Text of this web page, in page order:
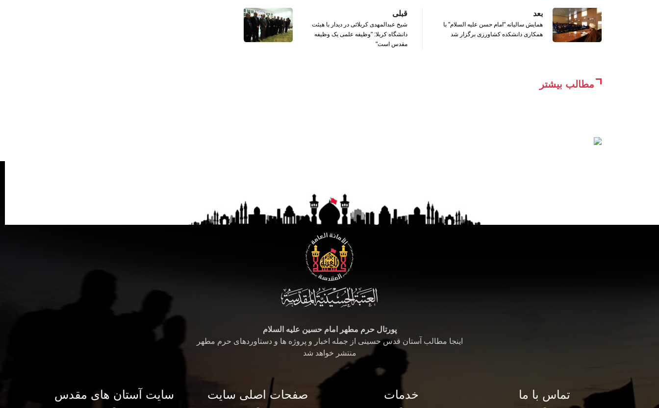
قبلی
شيخ عبدالمهدی کربلائی در ديدار با هيئت
دانشگاه کربلا: "وظيفه علمی يک وظيفه
مقدس است"
بعد
همايش ساليانه "امام حسن عليه السلام" با
همکاری دانشکده کشاورزی برگزار شد
مطالب بیشتر
پورتال حرم مطهر امام حسین علیه السلام
اینجا مطالب آستان قدس حسینی از جمله اخبار و پروژه ها و دستاوردهای حرم مطهر
منتشر خواهد شد
تماس با ما خدمات صفحات اصلی سایت سایت آستان های مقدس